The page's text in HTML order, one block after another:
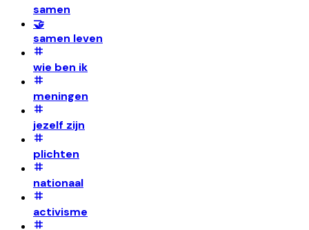
samen
🤝
samen leven
wie ben ik
meningen
jezelf zijn
plichten
nationaal
activisme